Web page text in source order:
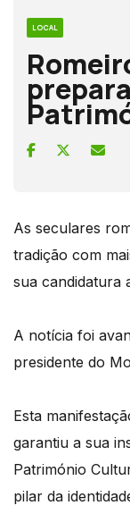
LOCAL
As seculares
tradição com
sua candidatura
A notícia foi
presidente do
Esta
garantiu a sua
Património
pilar da